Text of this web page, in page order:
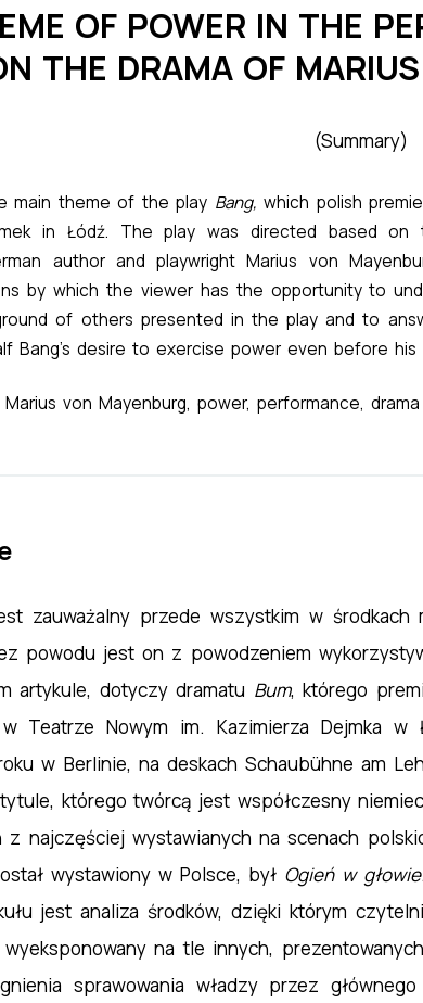
OF POWER IN THE
THE DRAMA OF
(Summary)
main theme of the play Bang, which polish
in Łódź. The play was directed based
author and playwright Marius von
by which the viewer has the opportunity to
of others presented in the play and to
Bang’s desire to exercise power even before his
Marius von Mayenburg, power, performance, drama
zauważalny przede wszystkim w
powodu jest on z powodzeniem
artykule, dotyczy dramatu Bum, którego
Teatrze Nowym im. Kazimierza Dejmka
w Berlinie, na deskach Schaubühne am
którego twórcą jest współczesny
najczęściej wystawianych na scenach
wystawiony w Polsce, był Ogień w głowie
jest analiza środków, dzięki którym
na tle innych,
sprawowania władzy przez